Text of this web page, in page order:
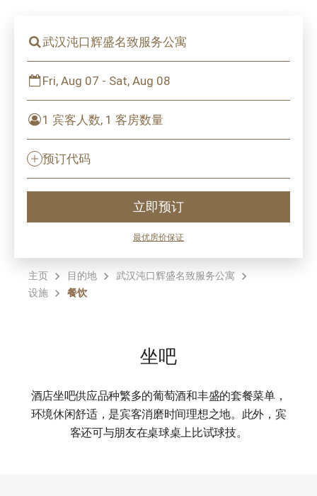
武汉沌口辉盛名致服务公寓
Fri, Aug 07 - Sat, Aug 08
1 宾客人数, 1 客房数量
预订代码
立即预订
最优房价保证
主页 目的地
武汉沌口辉盛名致服务公寓
设施
餐饮
坐吧
酒店坐吧供应品种繁多的葡萄酒和丰盛的套餐菜单，
环境休闲舒适，是宾客消磨时间理想之地。此外，宾
客还可与朋友在桌球桌上比试球技。